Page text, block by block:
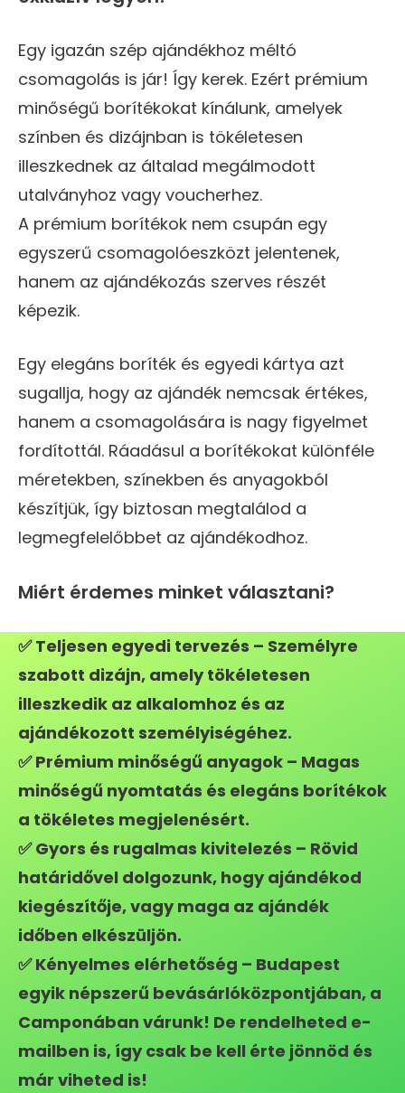
Egy igazán szép ajándékhoz méltó
csomagolás is jár! Így kerek. Ezért prémium
minőségű borítékokat kínálunk, amelyek
színben és dizájnban is tökéletesen
illeszkednek az általad megálmodott
utalványhoz vagy voucherhez.
A prémium borítékok nem csupán egy
egyszerű csomagolóeszközt jelentenek,
hanem az ajándékozás szerves részét
képezik.
Egy elegáns boríték és egyedi kártya azt
sugallja, hogy az ajándék nemcsak értékes,
hanem a csomagolására is nagy figyelmet
fordítottál. Ráadásul a borítékokat különféle
méretekben, színekben és anyagokból
készítjük, így biztosan megtalálod a
legmegfelelőbbet az ajándékodhoz.
Miért érdemes minket választani?
✅ Teljesen egyedi tervezés – Személyre
szabott dizájn, amely tökéletesen
illeszkedik az alkalomhoz és az
ajándékozott személyiségéhez.
✅ Prémium minőségű anyagok – Magas
minőségű nyomtatás és elegáns borítékok
a tökéletes megjelenésért.
✅ Gyors és rugalmas kivitelezés – Rövid
határidővel dolgozunk, hogy ajándékod
kiegészítője, vagy maga az ajándék
időben elkészüljön.
✅ Kényelmes elérhetőség – Budapest
egyik népszerű bevásárlóközpontjában, a
Camponában várunk! De rendelheted e-
mailben is, így csak be kell érte jönnöd és
már viheted is!